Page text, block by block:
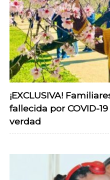
¡EXCLUSIVA!
fallecida por COVID-
verdad